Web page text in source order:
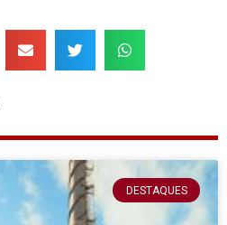
DESTAQUES